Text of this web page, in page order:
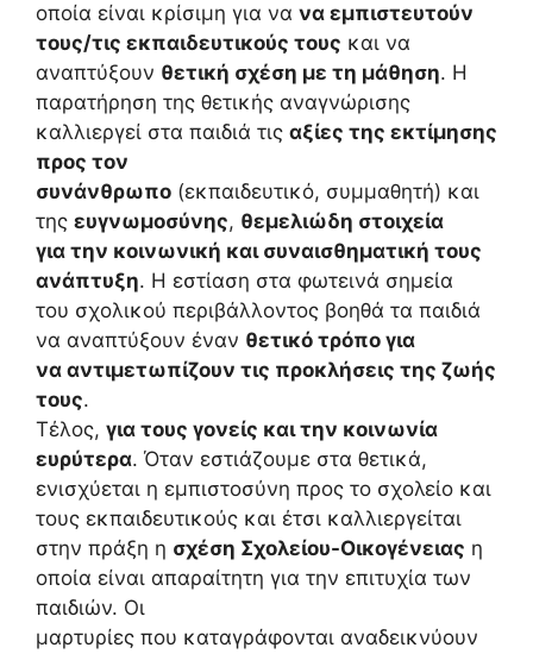
οποία είναι κρίσιμη για να να εμπιστευτούν
τους/τις εκπαιδευτικούς τους και να
αναπτύξουν θετική σχέση με τη μάθηση. Η
παρατήρηση της θετικής αναγνώρισης
καλλιεργεί στα παιδιά τις αξίες της εκτίμησης
προς τον
συνάνθρωπο (εκπαιδευτικό, συμμαθητή) και
της ευγνωμοσύνης, θεμελιώδη στοιχεία
για την κοινωνική και συναισθηματική τους
ανάπτυξη. Η εστίαση στα φωτεινά σημεία
του σχολικού περιβάλλοντος βοηθά τα παιδιά
να αναπτύξουν έναν θετικό τρόπο για
να αντιμετωπίζουν τις προκλήσεις της ζωής
τους.
Τέλος, για τους γονείς και την κοινωνία
ευρύτερα. Όταν εστιάζουμε στα θετικά,
ενισχύεται η εμπιστοσύνη προς το σχολείο και
τους εκπαιδευτικούς και έτσι καλλιεργείται
στην πράξη η σχέση Σχολείου-Οικογένειας η
οποία είναι απαραίτητη για την επιτυχία των
παιδιών. Οι
μαρτυρίες που καταγράφονται αναδεικνύουν